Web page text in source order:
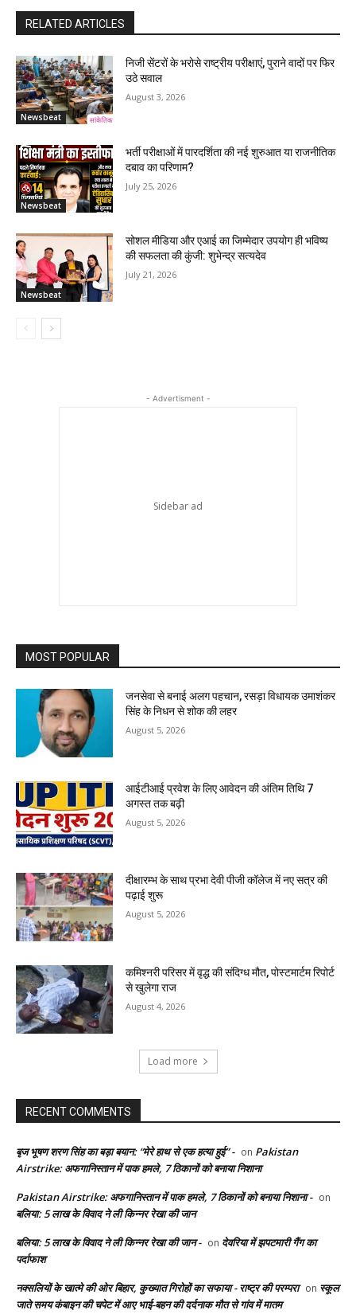
RELATED ARTICLES
Newsbeat
निजी सेंटरों के भरोसे राष्ट्रीय परीक्षाएं, पुराने वादों पर फिर
उठे सवाल
August 3, 2026
Newsbeat
भर्ती परीक्षाओं में पारदर्शिता की नई शुरुआत या राजनीतिक
दबाव का परिणाम?
July 25, 2026
Newsbeat
सोशल मीडिया और एआई का जिम्मेदार उपयोग ही भविष्य
की सफलता की कुंजी: शुभेन्द्र सत्यदेव
July 21, 2026
- Advertisment -
MOST POPULAR
जनसेवा से बनाई अलग पहचान, रसड़ा विधायक उमाशंकर
सिंह के निधन से शोक की लहर
August 5, 2026
आईटीआई प्रवेश के लिए आवेदन की अंतिम तिथि 7
अगस्त तक बढ़ी
August 5, 2026
दीक्षारम्भ के साथ प्रभा देवी पीजी कॉलेज में नए सत्र की
पढ़ाई शुरू
August 5, 2026
कमिश्नरी परिसर में वृद्ध की संदिग्ध मौत, पोस्टमार्टम रिपोर्ट
से खुलेगा राज
August 4, 2026
Load more
RECENT COMMENTS
बृज भूषण शरण सिंह का बड़ा बयान: “मेरे हाथ से एक हत्या हुई” - on Pakistan
Airstrike: अफगानिस्तान में पाक हमले, 7 ठिकानों को बनाया निशाना
Pakistan Airstrike: अफगानिस्तान में पाक हमले, 7 ठिकानों को बनाया निशाना - on
बलिया: 5 लाख के विवाद ने ली किन्नर रेखा की जान
बलिया: 5 लाख के विवाद ने ली किन्नर रेखा की जान - on देवरिया में झपटमारी गैंग का
पर्दाफाश
नक्सलियों के खात्मे की ओर बिहार, कुख्यात गिरोहों का सफाया - राष्ट्र की परम्परा on स्कूल
जाते समय कंबाइन की चपेट में आए भाई-बहन की दर्दनाक मौत से गांव में मातम